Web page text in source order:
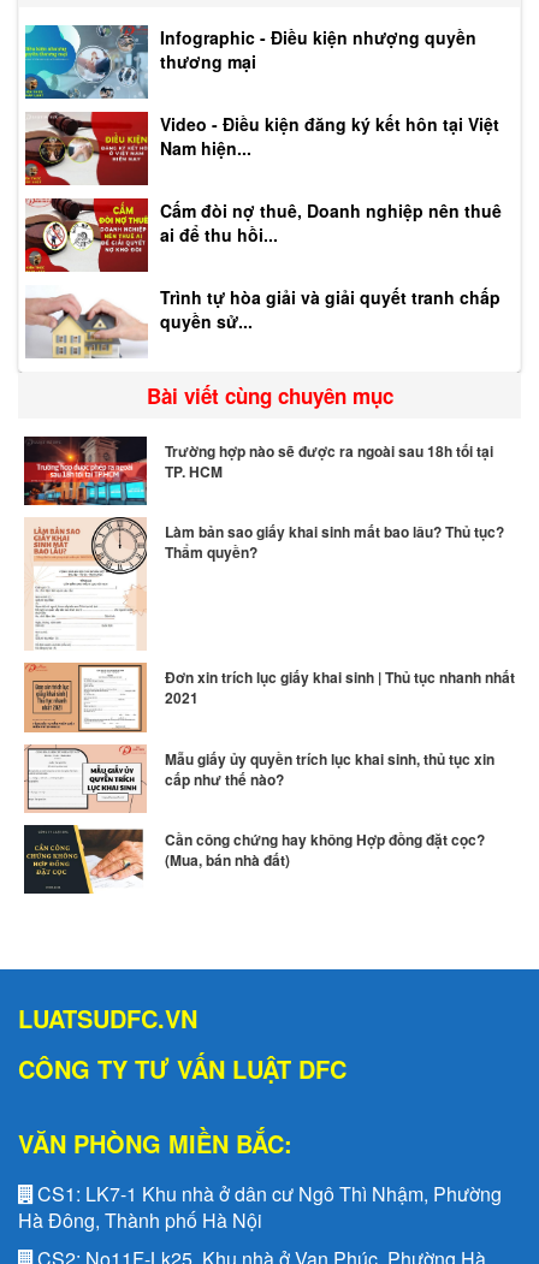
Infographic - Điều kiện nhượng quyền
thương mại
Video - Điều kiện đăng ký kết hôn tại Việt
Nam hiện...
Cấm đòi nợ thuê, Doanh nghiệp nên thuê
ai để thu hồi...
Trình tự hòa giải và giải quyết tranh chấp
quyền sử...
Bài viết cùng chuyên mục
Trường hợp nào sẽ được ra ngoài sau 18h tối tại
TP. HCM
Làm bản sao giấy khai sinh mất bao lâu? Thủ tục?
Thẩm quyền?
Đơn xin trích lục giấy khai sinh | Thủ tục nhanh nhất
2021
Mẫu giấy ủy quyền trích lục khai sinh, thủ tục xin
cấp như thế nào?
Cần công chứng hay không Hợp đồng đặt cọc?
(Mua, bán nhà đất)
LUATSUDFC.VN
CÔNG TY TƯ VẤN LUẬT DFC
VĂN PHÒNG MIỀN BẮC:
CS1: LK7-1 Khu nhà ở dân cư Ngô Thì Nhậm, Phường
Hà Đông, Thành phố Hà Nội